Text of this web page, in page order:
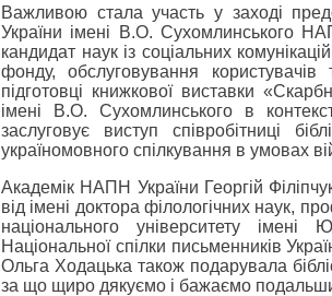
Важливою стала участь у заході
України імені В.О. Сухомлинського
кандидат наук із соціальних
фонду, обслуговування користувачів
підготовці книжкової виставки
імені В.О. Сухомлинського в
заслуговує виступ співробітниці
україномовного спілкування в умовах
Академік НАПН України Георгій
від імені доктора філологічних наук,
національного університету імені
Національної спілки письменників
Ольга Ходацька також подарувала
за що щиро дякуємо і бажаємо